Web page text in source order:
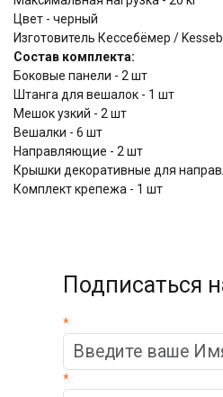
Цвет - черный
Изготовитель Кессебёмер /
Состав комплекта:
Боковые панели - 2 шт
Штанга для вешалок - 1 шт
Мешок узкий - 2 шт
Вешалки - 6 шт
Направляющие - 2 шт
Крышки декоративные для
Комплект крепежа - 1 шт
Подписаться
*
*